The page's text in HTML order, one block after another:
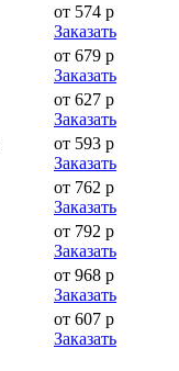
от 574 р
Заказать
от 679 р
Заказать
от 627 р
Заказать
от 593 р
Заказать
от 762 р
Заказать
от 792 р
Заказать
от 968 р
Заказать
от 607 р
Заказать